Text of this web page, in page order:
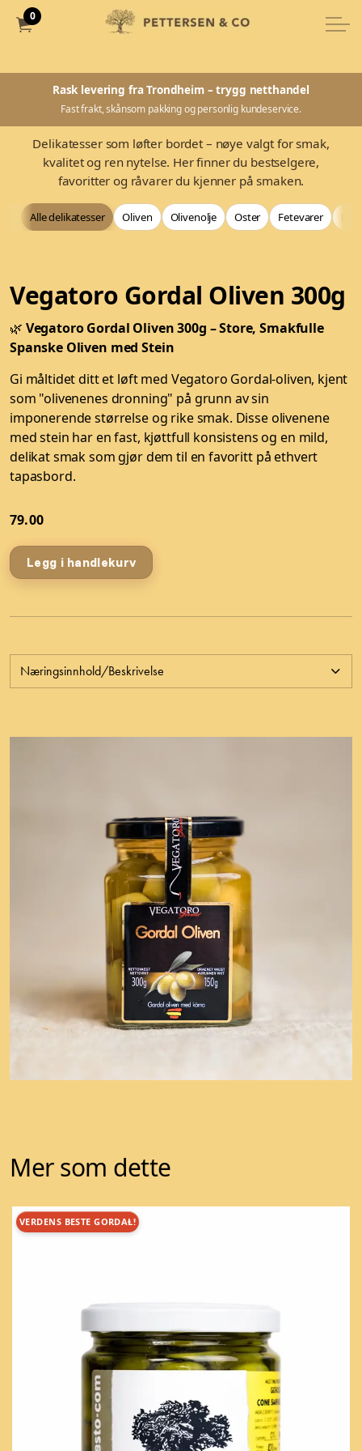
0
Rask levering fra Trondheim – trygg netthandel
Fast frakt, skånsom pakking og personlig kundeservice.
Delikatesser som løfter bordet – nøye valgt for smak,
kvalitet og ren nytelse. Her finner du bestselgere,
favoritter og råvarer du kjenner på smaken.
Alle delikatesser Oliven Olivenolje Oster Fetevarer
Vegatoro Gordal Oliven 300g
🌿 Vegatoro Gordal Oliven 300g – Store, Smakfulle
Spanske Oliven med Stein
Gi måltidet ditt et løft med Vegatoro Gordal-oliven, kjent
som "olivenenes dronning" på grunn av sin
imponerende størrelse og rike smak. Disse olivenene
med stein har en fast, kjøttfull konsistens og en mild,
delikat smak som gjør dem til en favoritt på ethvert
tapasbord.
79.00
Legg i handlekurv
Næringsinnhold/Beskrivelse
Mer som dette
VERDENS BESTE GORDAL!